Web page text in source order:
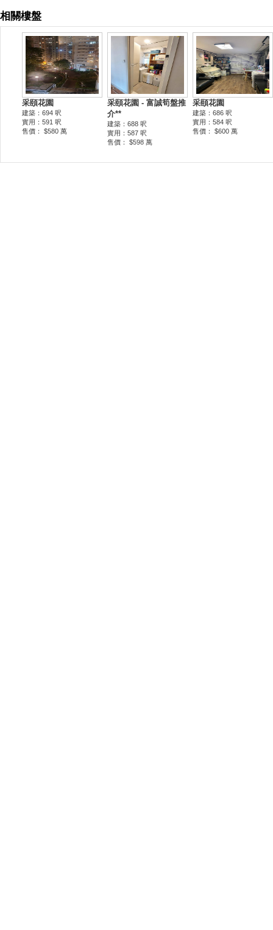
相關樓盤
采頤花園
建築：694 呎
實用：591 呎
售價： $580 萬
采頤花園 - 富誠筍盤推
介**
建築：688 呎
實用：587 呎
售價： $598 萬
采頤花園
建築：686 呎
實用：584 呎
售價： $600 萬